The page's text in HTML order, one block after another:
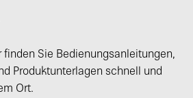
finden Sie Bedienungsanleitungen,
Produktunterlagen schnell und
Ort.